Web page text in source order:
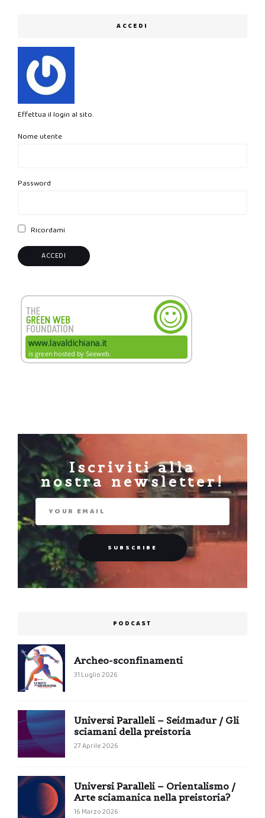
ACCEDI
Effettua il login al sito.
Nome utente
Password
Ricordami
Iscriviti alla
nostra newsletter!
PODCAST
Archeo-sconfinamenti
31 Luglio 2026
Universi Paralleli – Seiđmađur / Gli
sciamani della preistoria
27 Aprile 2026
Universi Paralleli – Orientalismo /
Arte sciamanica nella preistoria?
16 Marzo 2026